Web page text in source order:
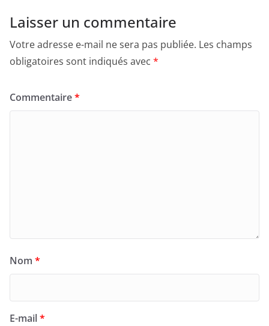
Laisser un commentaire
Votre adresse e-mail ne sera pas publiée. Les champs
obligatoires sont indiqués avec *
Commentaire*
Nom *
E-mail*